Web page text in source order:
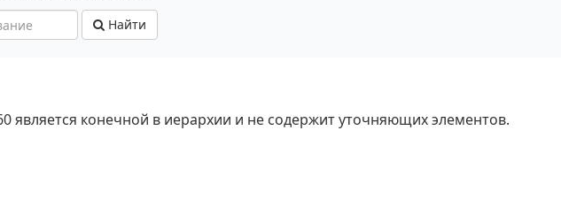
Найти
является конечной в иерархии и не содержит уточняющих элементов.